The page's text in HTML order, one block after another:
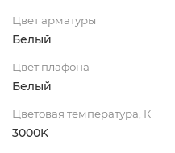
Цвет арматуры
Белый
Цвет плафона
Белый
Цветовая температура, К
3000K